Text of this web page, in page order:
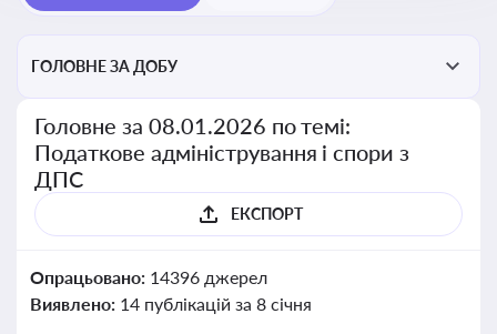
ГОЛОВНЕ ЗА ДОБУ
Головне за 08.01.2026 по темі:
Податкове адміністрування і спори з
ДПС
ЕКСПОРТ
Опрацьовано: 14396 джерел
Виявлено: 14 публікацій за 8 січня